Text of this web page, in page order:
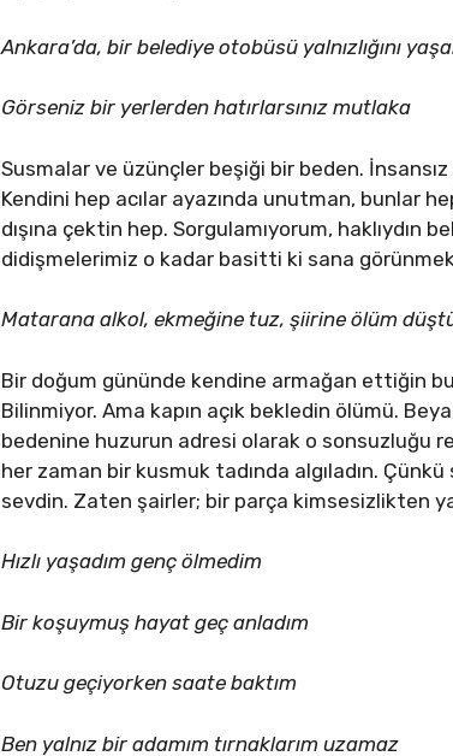
Ankara’da, bir belediye otobüsü yalnızlığını
Görseniz bir yerlerden hatırlarsınız mutlaka
Susmalar ve üzünçler beşiği bir beden.
Kendini hep acılar ayazında unutman, bunlar
dışına çektin hep. Sorgulamıyorum, haklıydın
didişmelerimiz o kadar basitti ki sana
Matarana alkol, ekmeğine tuz, şiirine ölüm
Bir doğum gününde kendine armağan ettiğin
Bilinmiyor. Ama kapın açık bekledin ölümü.
bedenine huzurun adresi olarak o sonsuzluğu
her zaman bir kusmuk tadında algıladın.
sevdin. Zaten şairler; bir parça kimsesizlikten
Hızlı yaşadım genç ölmedim
Bir koşuymuş hayat geç anladım
Otuzu geçiyorken saate baktım
Ben yalnız bir adamım tırnaklarım uzamaz